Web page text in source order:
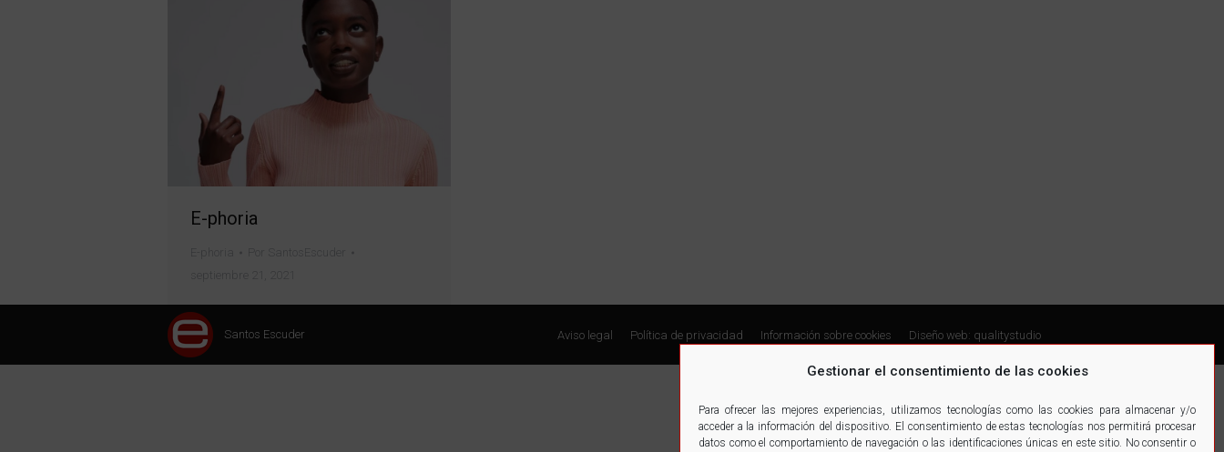
Gestionar el consentimiento de las cookies
Para ofrecer las mejores experiencias, utilizamos tecnologías como las cookies para almacenar y/o
acceder a la información del dispositivo. El consentimiento de estas tecnologías nos permitirá procesar
datos como el comportamiento de navegación o las identificaciones únicas en este sitio. No consentir o
E-phoria
Santos Escuder Aviso legal Política de privacidad Información sobre cookies Diseño web: qualitystudio